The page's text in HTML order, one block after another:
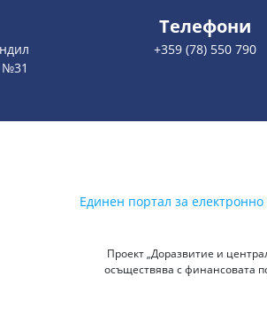
№31
Телефони
+359 (78) 550 790
Единен портал за
Проект „Доразвитие и
осъществява с финансовата